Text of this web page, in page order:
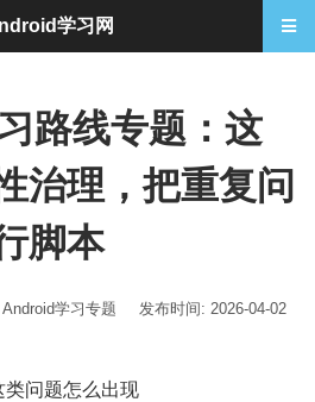
路线专题：这
治理，把重复问
脚本
Android学习专题
发布时间: 2026-04-02
问题怎么出现
学习网